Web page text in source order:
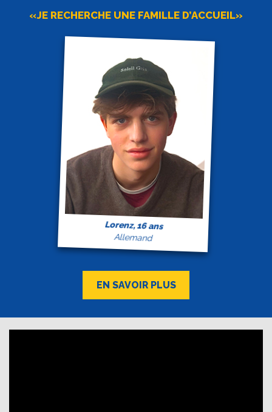
«JE RECHERCHE UNE FAMILLE D’ACCUEIL»
Lorenz, 16 ans
Allemand
EN SAVOIR PLUS